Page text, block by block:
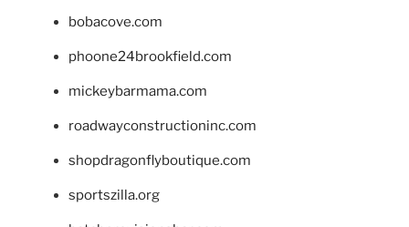
bobacove.com
phoone24brookfield.com
mickeybarmama.com
roadwayconstructioninc.com
shopdragonflyboutique.com
sportszilla.org